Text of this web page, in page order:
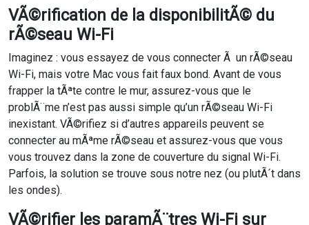
VÃ©rification de la disponibilitÃ© du
rÃ©seau Wi-Fi
Imaginez : vous essayez de vous connecter Ã un rÃ©seau
Wi-Fi, mais votre Mac vous fait faux bond. Avant de vous
frapper la tÃªte contre le mur, assurez-vous que le
problÃ¨me n’est pas aussi simple qu’un rÃ©seau Wi-Fi
inexistant. VÃ©rifiez si d’autres appareils peuvent se
connecter au mÃªme rÃ©seau et assurez-vous que vous
vous trouvez dans la zone de couverture du signal Wi-Fi.
Parfois, la solution se trouve sous notre nez (ou plutÃ´t dans
les ondes).
VÃ©rifier les paramÃ¨tres Wi-Fi sur